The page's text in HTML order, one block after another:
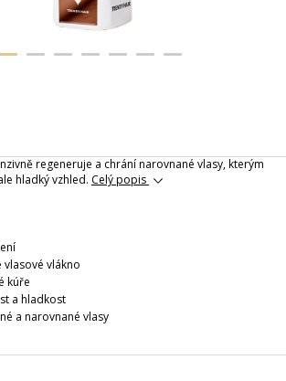
regeneruje a chrání narovnané vlasy, kterým
hladký vzhled. Celý popis
vlákno
kúře
a hladkost
a narovnané vlasy